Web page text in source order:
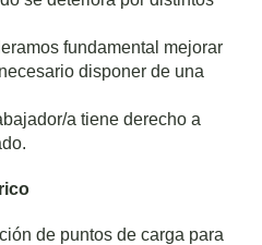
fundamental mejorar
disponer de una
a tiene derecho a
de puntos de carga para